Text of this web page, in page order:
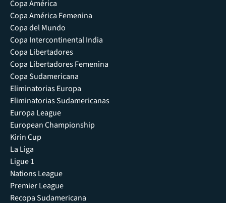
Copa América
Copa América Femenina
Copa del Mundo
Copa Intercontinental India
Copa Libertadores
Copa Libertadores Femenina
Copa Sudamericana
Eliminatorias Europa
Eliminatorias Sudamericanas
Europa League
European Championship
Kirin Cup
La Liga
Ligue 1
Nations League
Premier League
Recopa Sudamericana